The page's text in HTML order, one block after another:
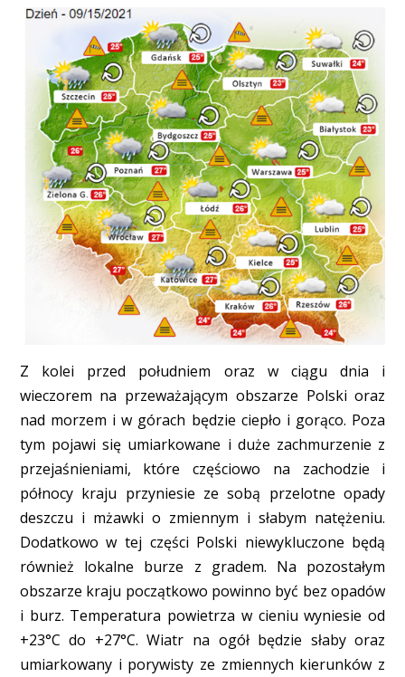
Z kolei przed południem oraz w ciągu dnia i
wieczorem na przeważającym obszarze Polski oraz
nad morzem i w górach będzie ciepło i gorąco. Poza
tym pojawi się umiarkowane i duże zachmurzenie z
przejaśnieniami, które częściowo na zachodzie i
północy kraju przyniesie ze sobą przelotne opady
deszczu i mżawki o zmiennym i słabym natężeniu.
Dodatkowo w tej części Polski niewykluczone będą
również lokalne burze z gradem. Na pozostałym
obszarze kraju początkowo powinno być bez opadów
i burz. Temperatura powietrza w cieniu wyniesie od
+23°C do +27°C. Wiatr na ogół będzie słaby oraz
umiarkowany i porywisty ze zmiennych kierunków z